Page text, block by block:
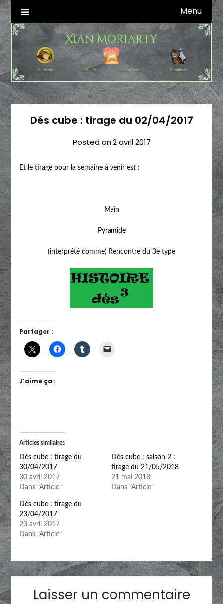
Skip
to
content
Xian Moriarty
Autrice SFFF & Blogueuse & Streameuse Menu
Dés cube : tirage du 02/04/2017
Posted on2 avril 2017
Et le tirage pour la semaine à venir est :
Main
Pyramide
(interprété comme) Rencontre du 3e type
Partager :
J’aime ça :
Articles similaires
Dés cube : tirage du
30/04/2017
30 avril 2017
Dans "Article"
Dés cube : saison 2 :
tirage du 21/05/2018
21 mai 2018
Dans "Article"
Dés cube : tirage du
23/04/2017
23 avril 2017
Dans "Article"
Laisser un commentaire